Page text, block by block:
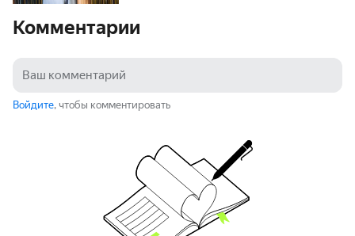
Комментарии
Войдите, чтобы комментировать